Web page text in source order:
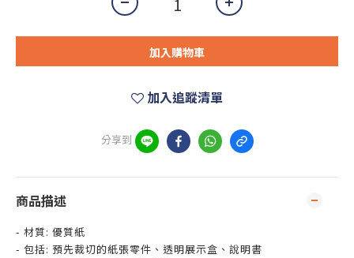
加入購物車
加入追蹤清單
分享到
商品描述
- 材質: 優質紙
- 包括: 預先裁切的紙張零件、透明展示盒、說明書